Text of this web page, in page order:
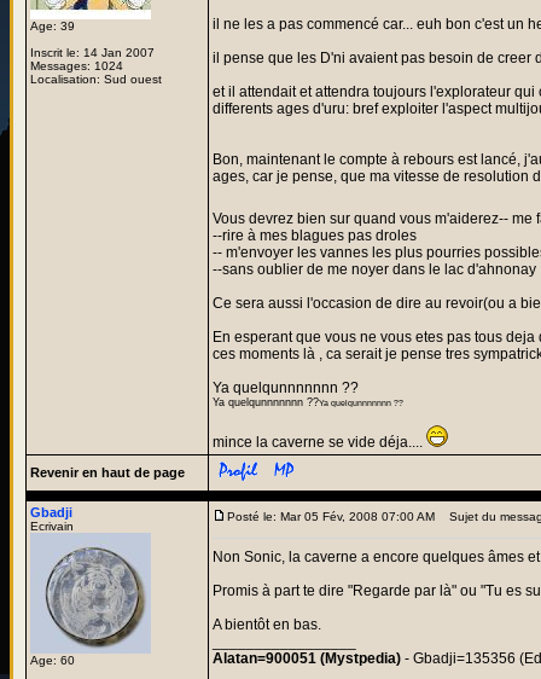
Age: 39
Inscrit le: 14 Jan 2007
Messages: 1024
Localisation: Sud ouest
il ne les a pas commencé car... euh bon c'est un
il pense que les D'ni avaient pas besoin de creer
et il attendait et attendra toujours l'explorateur
differents ages d'uru: bref exploiter l'aspect
Bon, maintenant le compte à rebours est lancé,
ages, car je pense, que ma vitesse de resolution
Vous devrez bien sur quand vous m'aiderez--
--rire à mes blagues pas droles
-- m'envoyer les vannes les plus pourries
--sans oublier de me noyer dans le lac d'ahnonay
Ce sera aussi l'occasion de dire au revoir(ou a
En esperant que vous ne vous etes pas tous
ces moments là , ca serait je pense tres
Ya quelqunnnnnnn ??
Ya quelqunnnnnnn ??Ya quelqunnnnnnn ??
mince la caverne se vide déja....
Revenir en haut de page
Gbadji
Ecrivain
Age: 60
Posté le: Mar 05 Fév, 2008 07:00 AM Sujet du
Non Sonic, la caverne a encore quelques âmes
Promis à part te dire "Regarde par là" ou "Tu es
A bientôt en bas.
Alatan=900051 (Mystpedia) - Gbadji=135356